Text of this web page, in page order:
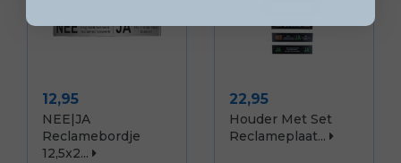
Prijs
12,95
NEE|JA
Reclamebordje
12,5x2...
Prijs
22,95
Houder Met Set
Reclameplaat...